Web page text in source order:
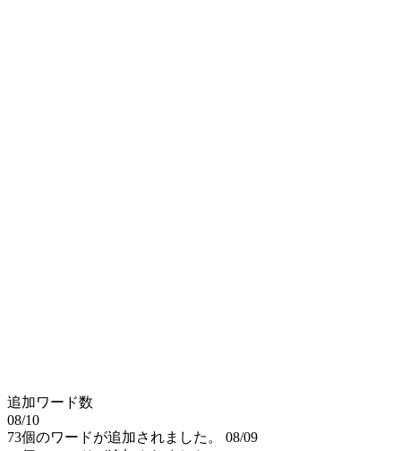
追加ワード数
08/10
73個のワードが追加されました。
08/09